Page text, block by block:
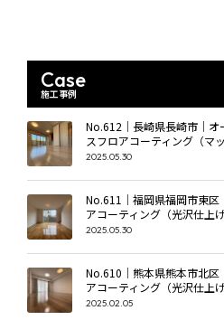
Case
施工事例
No.612｜長崎県長崎市｜オ
スフロアコーティング（マ
2025.05.30
No.611｜福岡県福岡市東区
アコーティング（光沢仕上げ
2025.05.30
No.610｜熊本県熊本市北区
アコーティング（光沢仕上げ
2025.02.05